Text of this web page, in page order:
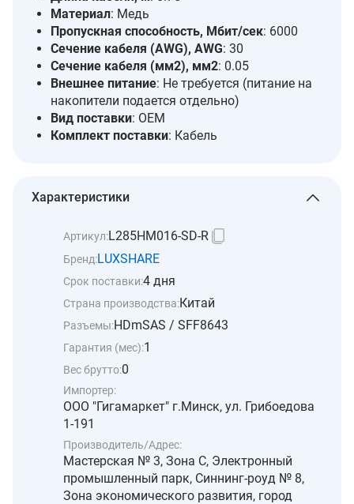
Материал: Медь
Пропускная способность, Мбит/сек: 6000
Сечение кабеля (AWG), AWG: 30
Сечение кабеля (мм2), мм2: 0.05
Внешнее питание: Не требуется (питание на
накопители подается отдельно)
Вид поставки: OEM
Комплект поставки: Кабель
Характеристики
Артикул:L285HM016-SD-R
Бренд:LUXSHARE
Срок поставки:4 дня
Страна производства:Китай
Разъемы:HDmSAS / SFF8643
Гарантия (мес):1
Вес брутто:0
Импортер:
ООО "Гигамаркет" г.Минск, ул. Грибоедова
1-191
Производитель/Адрес:
Мастерская № 3, Зона C, Электронный
промышленный парк, Синнинг-роуд № 8,
Зона экономического развития, город